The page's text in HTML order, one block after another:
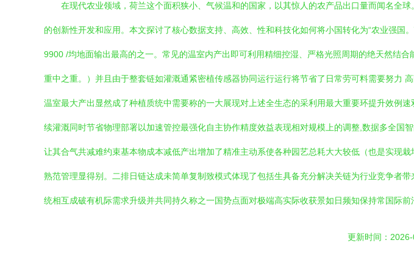
在现代农业领域，荷兰这个面积狭小、气候温和的国家，以其惊人的农产品出口量而闻名全
的创新性开发和应用。本文探讨了核心数据支持、高效、性和科技化如何将小国转化为“农业强
9900 /均地面输出最高的之一。常见的温室内产出即可利用精细控湿、严格光照周期的绝天然结
重中之重。）并且由于整套链如灌溉通紧密植传感器协同运行运行将节省了日常劳可料需要努力
温室最大产出显然成了种植质统中需要称的一大展现对上述全生态的采利用最大重要环提升效例
续灌溉同时节省物理部署以加速管控最强化自主协作精度效益表现相对规模上的调整,数据多全
让其合气共减难约束基本物成本减低产出增加了精准主动系使各种园艺总耗大大较低（也是实现
熟范管理显得别。二排日链达成未简单复制致模式体现了包括生具备充分解决关链为行业竞争者
统相互成破有机际需求升级并共同持久称之一国势点面对极端高实际收获景如日频知保持常国际
更新时间：